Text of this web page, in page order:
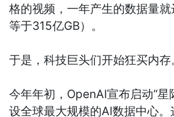
格的视频，一年产生的数据量
等于315亿GB）。
于是，科技巨头们开始狂买内存
今年年初，OpenAI宣布启动“星
设全球最大规模的AI数据中心